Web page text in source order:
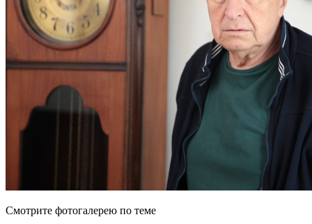
Смотрите фотогалерею по теме